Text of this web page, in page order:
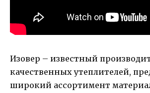
Изовер – известный
качественных утеплителей,
широкий ассортимент